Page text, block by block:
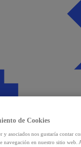
de Cookies
y asociados nos gustaría contar
navegación en nuestro sitio web.